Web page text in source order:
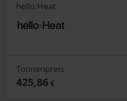
hello:Heat
Tonnenpreis
425,86 €